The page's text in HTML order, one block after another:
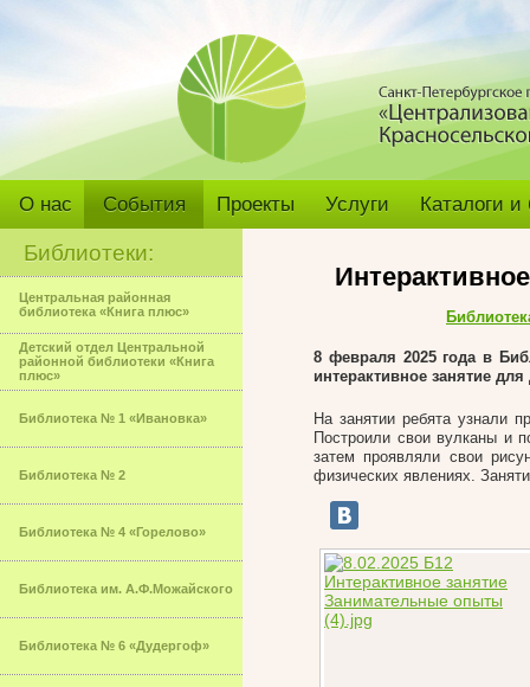
О нас События Проекты Услуги Каталоги
Библиотеки:
Центральная районная
библиотека «Книга плюс»
Детский отдел Центральной
районной библиотеки «Книга
плюс»
Библиотека № 1 «Ивановка»
Библиотека № 2
Библиотека № 4 «Горелово»
Библиотека им. А.Ф.Можайского
Библиотека № 6 «Дудергоф»
8 февраля 2025 года в
интерактивное занятие
На занятии ребята узнали
Построили свои вулканы и
затем проявляли свои
физических явлениях.